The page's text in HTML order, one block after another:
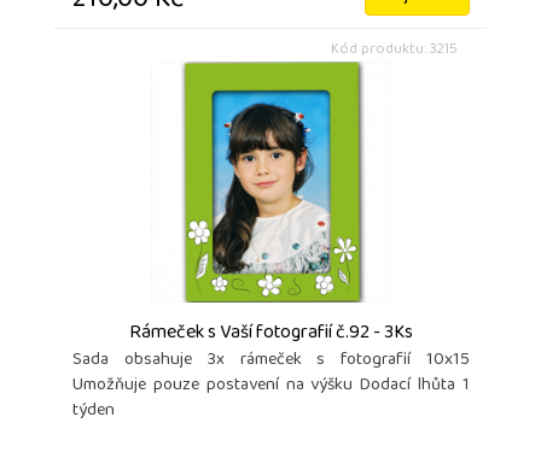
Kód produktu: 3215
Rámeček s Vaší fotografií č.92 - 3Ks
Sada obsahuje 3x rámeček s fotografií 10x15
Umožňuje pouze postavení na výšku Dodací lhůta 1
týden